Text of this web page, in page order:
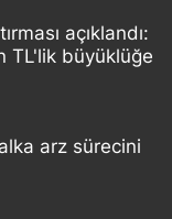
açıklandı:
TL'lik büyüklüğe
arz sürecini